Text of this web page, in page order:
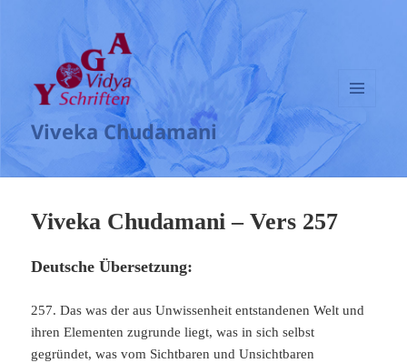
Viveka Chudamani
UND
WIDGETS
Viveka Chudamani – Vers 257
Deutsche Übersetzung:
257. Das was der aus Unwissenheit entstandenen Welt und
ihren Elementen zugrunde liegt, was in sich selbst
gegründet, was vom Sichtbaren und Unsichtbaren